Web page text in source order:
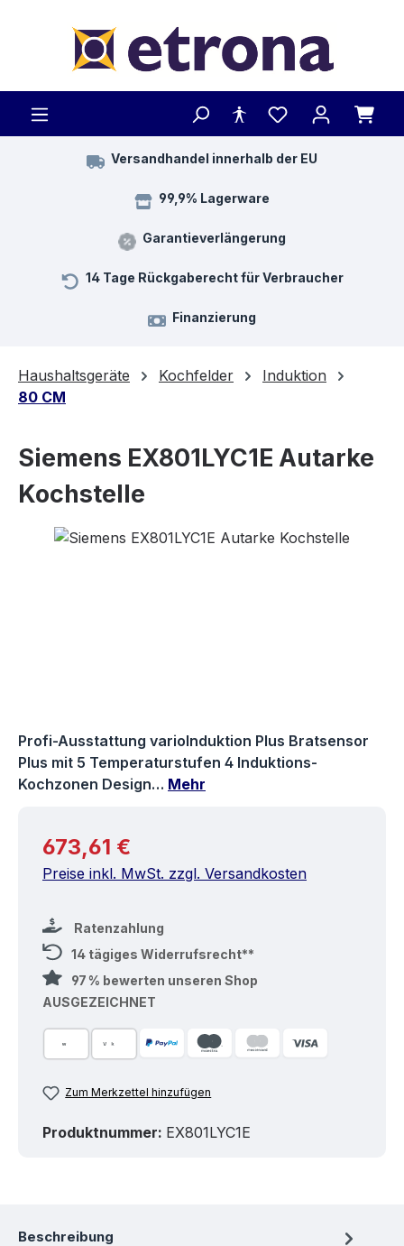
Versandhandel innerhalb der EU
99,9% Lagerware
Garantieverlängerung
14 Tage Rückgaberecht für Verbraucher
Finanzierung
Haushaltsgeräte Kochfelder
Induktion
80 CM
Siemens EX801LYC1E Autarke
Kochstelle
Bildergalerie überspringen
Profi-Ausstattung varioInduktion Plus Bratsensor
Plus mit 5 Temperaturstufen 4 Induktions-
Kochzonen Design… Mehr
Regulärer Preis:
673,61 €
Preise inkl. MwSt. zzgl. Versandkosten
Ratenzahlung
14 tägiges Widerrufsrecht**
97 % bewerten unseren Shop
AUSGEZEICHNET
Zum Merkzettel hinzufügen
Produktnummer: EX801LYC1E
Beschreibung